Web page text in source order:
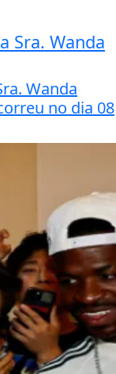
Sra. Wanda
Wanda
no dia 08